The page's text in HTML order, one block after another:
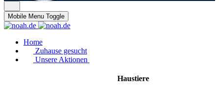
Mobile Menu Toggle
Home
Zuhause gesucht
Unsere Aktionen
Haustiere